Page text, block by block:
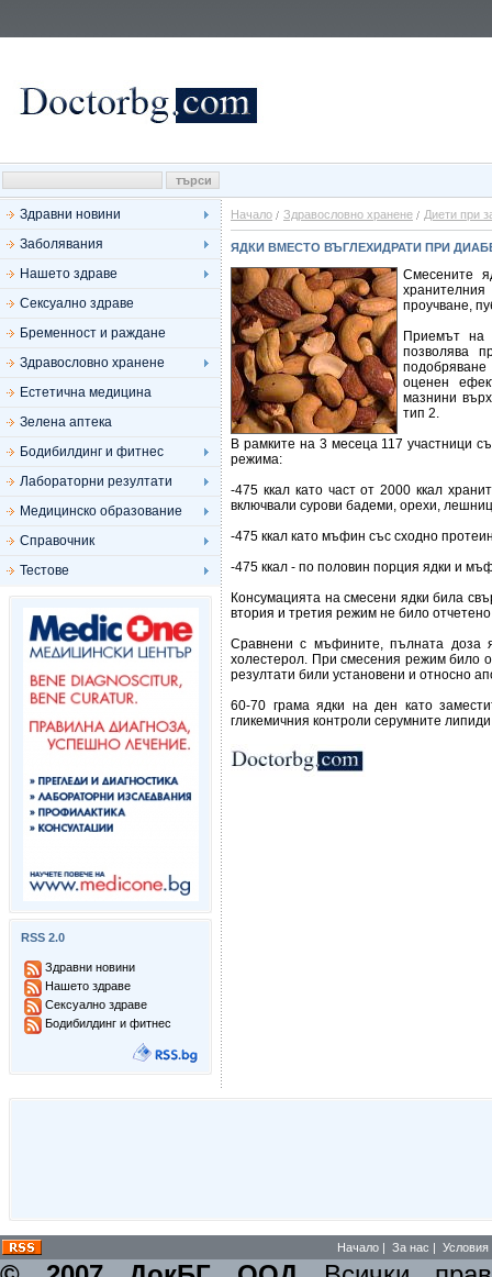
Здравни новини
Заболявания
Нашето здраве
Сексуално здраве
Бременност и раждане
Здравословно хранене
Естетична медицина
Зелена аптека
Бодибилдинг и фитнес
Лабораторни резултати
Медицинско образование
Справочник
Тестове
RSS 2.0
Здравни новини
Нашето здраве
Сексуално здраве
Бодибилдинг и фитнес
Начало Здравословно хранене Диети при
ЯДКИ ВМЕСТО ВЪГЛЕХИДРАТИ ПРИ
Смесените
проучване,
Приемът на
позволява
оценен
мазнини
тип 2.
В рамките на 3 месеца 117 участници
режима:
-475 ккал като част от 2000 ккал
включвали сурови бадеми, орехи,
-475 ккал като мъфин със сходно
-475 ккал - по половин порция ядки и
Консумацията на смесени ядки била
втория и третия режим не било
Сравнени с мъфините, пълната доза
холестерол. При смесения режим било
резултати били установени и относно
60-70 грама ядки на ден като
гликемичния контроли серумните
Начало | За нас | Условия